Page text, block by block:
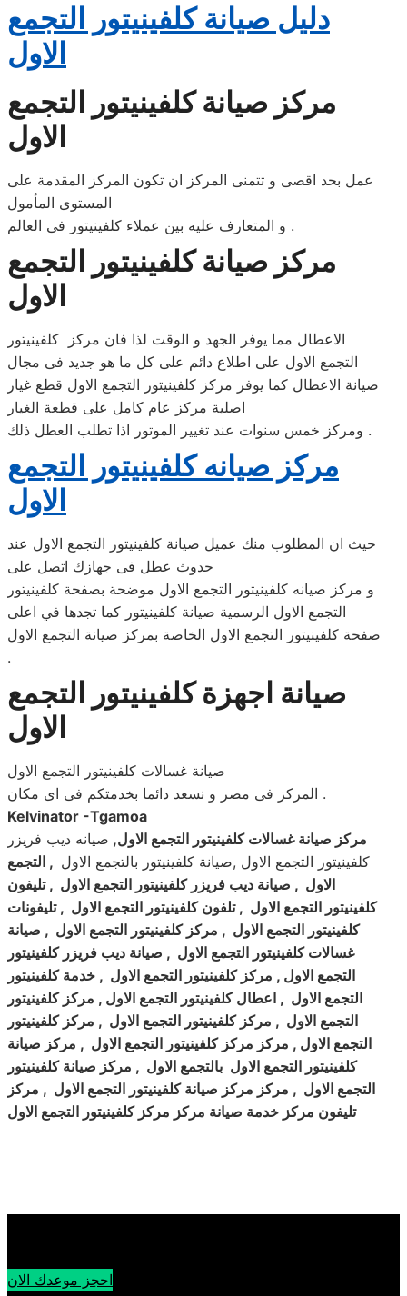
دليل صيانة كلفينيتور التجمع
الاول
مركز صيانة كلفينيتور التجمع
الاول
عمل بحد اقصى و تتمنى المركز ان تكون المركز المقدمة على
المستوى المأمول
و المتعارف عليه بين عملاء كلفينيتور فى العالم .
مركز صيانة كلفينيتور التجمع
الاول
الاعطال مما يوفر الجهد و الوقت لذا فان مركز كلفينيتور
التجمع الاول على اطلاع دائم على كل ما هو جديد فى مجال
صيانة الاعطال كما يوفر مركز كلفينيتور التجمع الاول قطع غيار
اصلية مركز عام كامل على قطعة الغيار
ومركز خمس سنوات عند تغيير الموتور اذا تطلب العطل ذلك .
مركز صيانه كلفينيتور التجمع
الاول
حيث ان المطلوب منك عميل صيانة كلفينيتور التجمع الاول عند
حدوث عطل فى جهازك اتصل على
و مركز صيانه كلفينيتور التجمع الاول موضحة بصفحة كلفينيتور
التجمع الاول الرسمية صيانة كلفينيتور كما تجدها في اعلى
صفحة كلفينيتور التجمع الاول الخاصة بمركز صيانة التجمع الاول
.
صيانة اجهزة كلفينيتور التجمع
الاول
صيانة غسالات كلفينيتور التجمع الاول
المركز فى مصر و نسعد دائما بخدمتكم فى اى مكان .
Kelvinator -Tgamoa
مركز صيانة غسالات كلفينيتور التجمع الاول, صيانه ديب فريزر
كلفينيتور التجمع الاول ,صيانة كلفينيتور بالتجمع الاول , التجمع
الاول , صيانة ديب فريزر كلفينيتور التجمع الاول , تليفون
كلفينيتور التجمع الاول , تلفون كلفينيتور التجمع الاول , تليفونات
كلفينيتور التجمع الاول , مركز كلفينيتور التجمع الاول , صيانة
غسالات كلفينيتور التجمع الاول , صيانة ديب فريزر كلفينيتور
التجمع الاول , مركز كلفينيتور التجمع الاول , خدمة كلفينيتور
التجمع الاول , اعطال كلفينيتور التجمع الاول , مركز كلفينيتور
التجمع الاول , مركز كلفينيتور التجمع الاول , مركز كلفينيتور
التجمع الاول , مركز مركز كلفينيتور التجمع الاول , مركز صيانة
كلفينيتور التجمع الاول بالتجمع الاول , مركز صيانة كلفينيتور
التجمع الاول , مركز مركز صيانة كلفينيتور التجمع الاول , مركز
تليفون مركز خدمة صيانة مركز مركز كلفينيتور التجمع الاول
احجز موعدك الان